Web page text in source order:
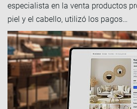
especialista en la venta productos
piel y el cabello, utilizó los pagos…